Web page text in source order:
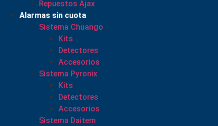
Repuestos Ajax
Alarmas sin cuota
Sistema Chuango
Kits
Detectores
Accesorios
Sistema Pyronix
Kits
Detectores
Accesorios
Sistema Daitem